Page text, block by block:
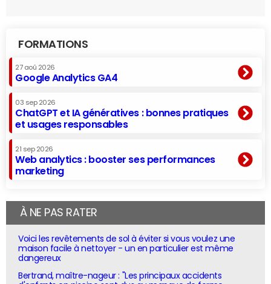
FORMATIONS
27 aoû 2026
Google Analytics GA4
03 sep 2026
ChatGPT et IA génératives : bonnes pratiques
et usages responsables
21 sep 2026
Web analytics : booster ses performances
marketing
À NE PAS RATER
Voici les revêtements de sol à éviter si vous voulez une
maison facile à nettoyer - un en particulier est même
dangereux
Bertrand, maître-nageur : "Les principaux accidents